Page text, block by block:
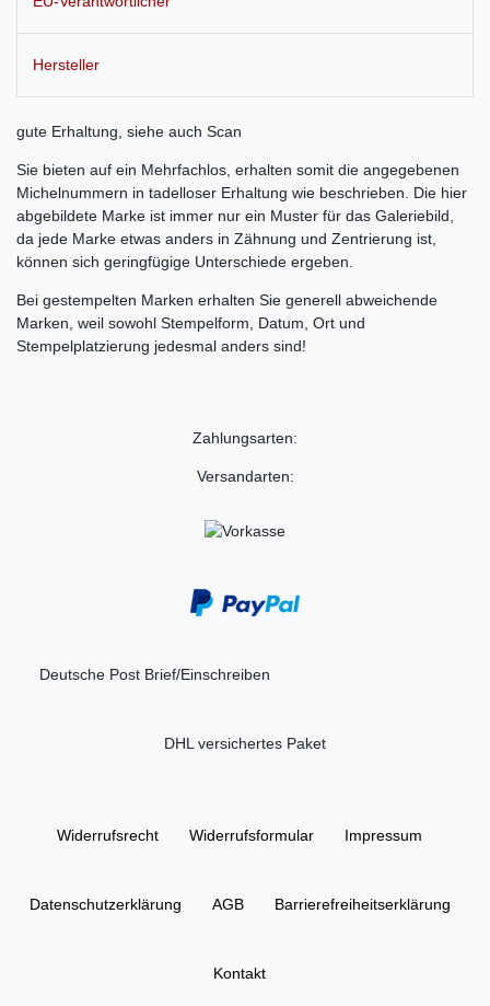
Hersteller
gute Erhaltung, siehe auch Scan
Sie bieten auf ein Mehrfachlos, erhalten somit die angegebenen
Michelnummern in tadelloser Erhaltung wie beschrieben. Die hier
abgebildete Marke ist immer nur ein Muster für das Galeriebild,
da jede Marke etwas anders in Zähnung und Zentrierung ist,
können sich geringfügige Unterschiede ergeben.
Bei gestempelten Marken erhalten Sie generell abweichende
Marken, weil sowohl Stempelform, Datum, Ort und
Stempelplatzierung jedesmal anders sind!
Zahlungsarten:
Versandarten:
Deutsche Post Brief/Einschreiben
DHL versichertes Paket
Widerrufs­recht Widerrufs­formular Impressum
Daten­schutz­erklärung AGB Barrierefreiheitserklärung
Kontakt